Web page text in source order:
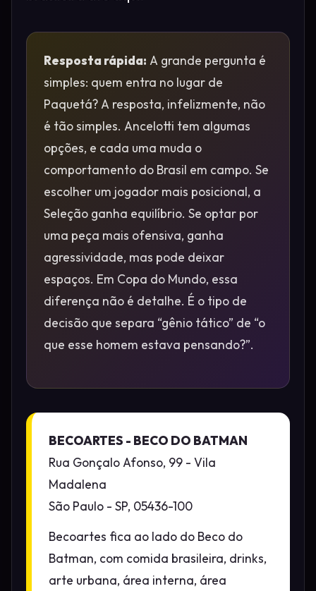
Resposta rápida: A grande pergunta é
simples: quem entra no lugar de
Paquetá? A resposta, infelizmente, não
é tão simples. Ancelotti tem algumas
opções, e cada uma muda o
comportamento do Brasil em campo. Se
escolher um jogador mais posicional, a
Seleção ganha equilíbrio. Se optar por
uma peça mais ofensiva, ganha
agressividade, mas pode deixar
espaços. Em Copa do Mundo, essa
diferença não é detalhe. É o tipo de
decisão que separa “gênio tático” de “o
que esse homem estava pensando?”.
BECOARTES - BECO DO BATMAN
Rua Gonçalo Afonso, 99 - Vila
Madalena
São Paulo - SP, 05436-100
Becoartes fica ao lado do Beco do
Batman, com comida brasileira, drinks,
arte urbana, área interna, área